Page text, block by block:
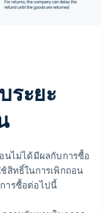
ระยะ
นไม่ได้มีผลกับการซื้อ
สิทธิ์ในการเพิกถอน
ารซื้อต่อไปนี้